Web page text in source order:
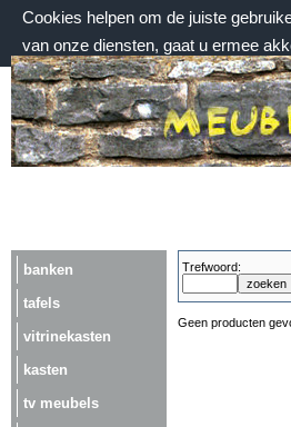
Cookies helpen om de juiste
van onze diensten, gaat u ermee
vrijdag 7 augustus 2026, 06:46 uur
Welkom bij Meubelmarktplein.nl
banken
tafels
vitrinekasten
kasten
tv meubels
Trefwoord:
Geen producten